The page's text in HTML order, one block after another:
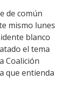
de común
mismo lunes
blanco
el tema
Coalición
que entienda